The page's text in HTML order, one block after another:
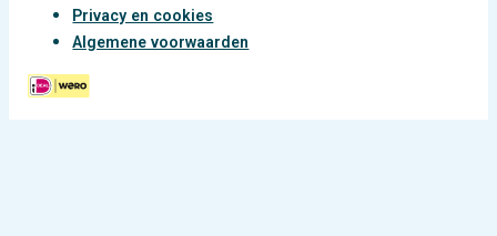
Privacy en cookies
Algemene voorwaarden